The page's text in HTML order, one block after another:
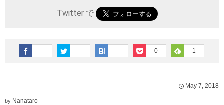
Twitter で
0 1
May 7, 2018
by Nanataro